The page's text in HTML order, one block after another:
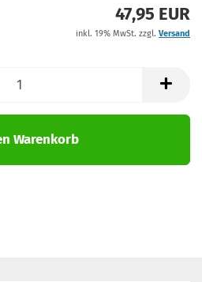
47,95 EUR
inkl. 19% MwSt. zzgl. Versand
Warenkorb